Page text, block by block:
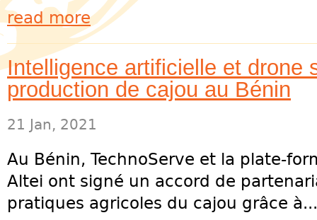
read more
Intelligence artificielle et drone
production de cajou au Bénin
21 Jan, 2021
Au Bénin, TechnoServe et la plate-
Altei ont signé un accord de
pratiques agricoles du cajou grâce à...